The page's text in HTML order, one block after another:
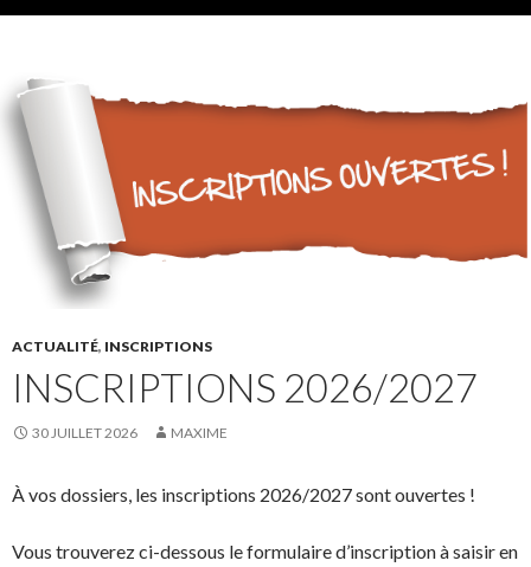
ACTUALITÉ, INSCRIPTIONS
INSCRIPTIONS 2026/2027
30 JUILLET 2026 MAXIME
À vos dossiers, les inscriptions 2026/2027 sont ouvertes !
Vous trouverez ci-dessous le formulaire d’inscription à saisir en